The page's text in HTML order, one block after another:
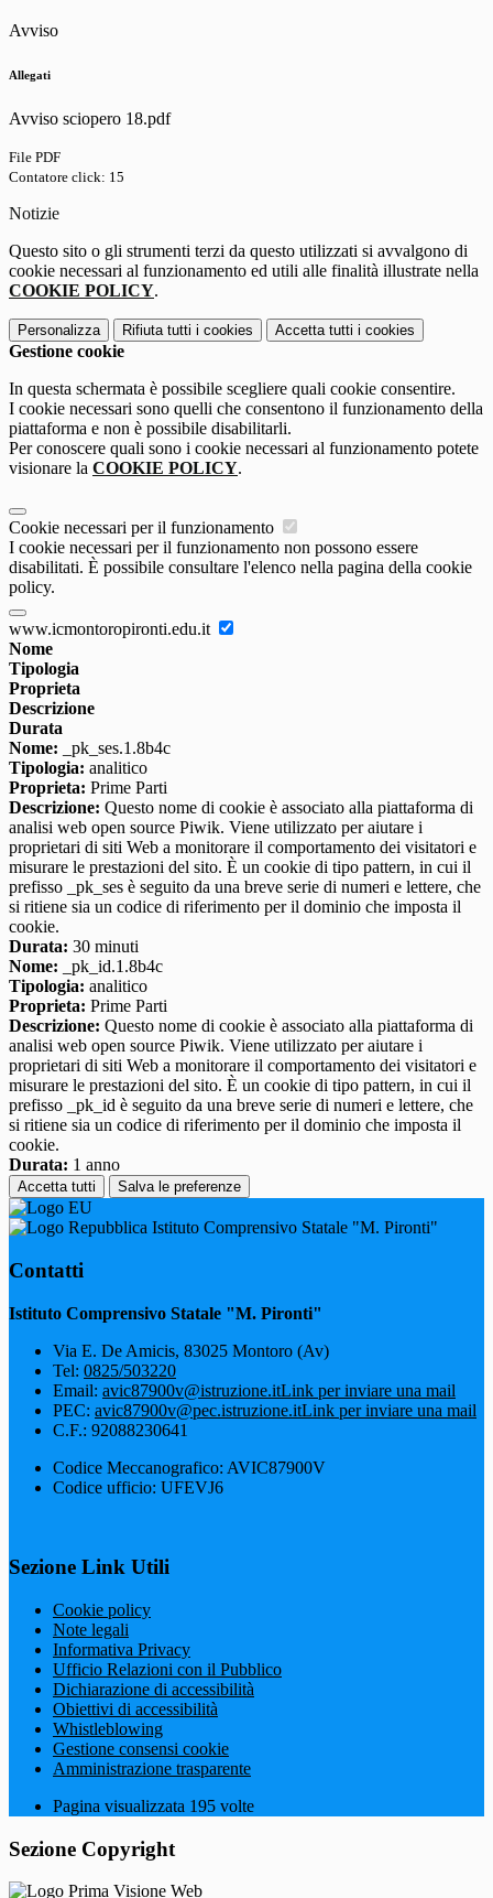
Avviso
Allegati
Avviso sciopero 18.pdf
File PDF
Contatore click: 15
Notizie
Questo sito o gli strumenti terzi da questo utilizzati si avvalgono di
cookie necessari al funzionamento ed utili alle finalità illustrate nella
COOKIE POLICY.
Personalizza Rifiuta tutti i cookies Accetta tutti i cookies
Gestione cookie
In questa schermata è possibile scegliere quali cookie consentire.
I cookie necessari sono quelli che consentono il funzionamento della
piattaforma e non è possibile disabilitarli.
Per conoscere quali sono i cookie necessari al funzionamento potete
visionare la COOKIE POLICY.
Cookie necessari per il funzionamento
I cookie necessari per il funzionamento non possono essere
disabilitati. È possibile consultare l'elenco nella pagina della cookie
policy.
www.icmontoropironti.edu.it
Nome
Tipologia
Proprieta
Descrizione
Durata
Nome: _pk_ses.1.8b4c
Tipologia: analitico
Proprieta: Prime Parti
Descrizione: Questo nome di cookie è associato alla piattaforma di
analisi web open source Piwik. Viene utilizzato per aiutare i
proprietari di siti Web a monitorare il comportamento dei visitatori e
misurare le prestazioni del sito. È un cookie di tipo pattern, in cui il
prefisso _pk_ses è seguito da una breve serie di numeri e lettere, che
si ritiene sia un codice di riferimento per il dominio che imposta il
cookie.
Durata: 30 minuti
Nome: _pk_id.1.8b4c
Tipologia: analitico
Proprieta: Prime Parti
Descrizione: Questo nome di cookie è associato alla piattaforma di
analisi web open source Piwik. Viene utilizzato per aiutare i
proprietari di siti Web a monitorare il comportamento dei visitatori e
misurare le prestazioni del sito. È un cookie di tipo pattern, in cui il
prefisso _pk_id è seguito da una breve serie di numeri e lettere, che
si ritiene sia un codice di riferimento per il dominio che imposta il
cookie.
Durata: 1 anno
Accetta tutti Salva le preferenze
Istituto Comprensivo Statale "M. Pironti"
Contatti
Istituto Comprensivo Statale "M. Pironti"
Via E. De Amicis, 83025 Montoro (Av)
Tel: 0825/503220
Email: avic87900v@istruzione.itLink per inviare una mail
PEC: avic87900v@pec.istruzione.itLink per inviare una mail
C.F.: 92088230641
Codice Meccanografico: AVIC87900V
Codice ufficio: UFEVJ6
Sezione Link Utili
Cookie policy
Note legali
Informativa Privacy
Ufficio Relazioni con il Pubblico
Dichiarazione di accessibilità
Obiettivi di accessibilità
Whistleblowing
Gestione consensi cookie
Amministrazione trasparente
Pagina visualizzata 195 volte
Sezione Copyright